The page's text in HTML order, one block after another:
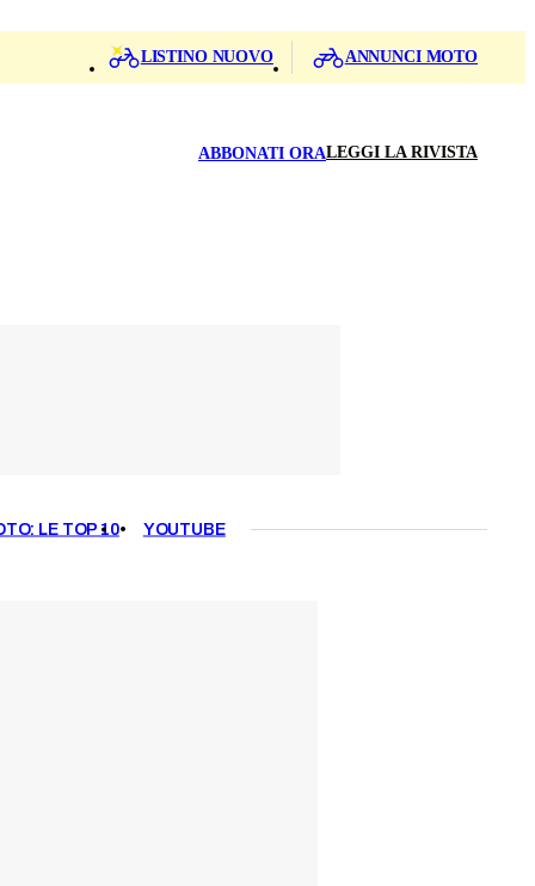
LISTINO NUOVO ANNUNCI MOTO
ABBONATI ORALEGGI LA RIVISTA
LE TOP 10 YOUTUBE